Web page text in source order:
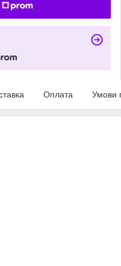
Оплата Умови